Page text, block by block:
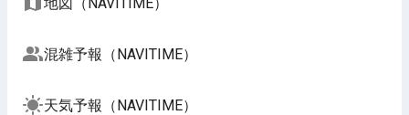
混雑予報（NAVITIME）
天気予報（NAVITIME）